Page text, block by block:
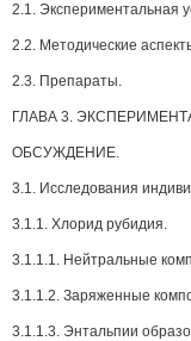
2.1. Экспериментальная
2.2. Методические
2.3. Препараты.
ГЛАВА 3.
ОБСУЖДЕНИЕ.
3.1. Исследования
3.1.1. Хлорид рубидия.
3.1.1.1. Нейтральные
3.1.1.2. Заряженные
3.1.1.3. Энтальпии